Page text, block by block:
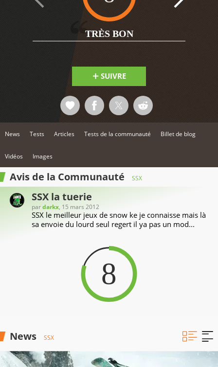
TRÈS BON
SUIVRE
News Tests Articles Tests de la communauté Billet de blog
Vidéos Images
Avis de la Communauté SSX
SSX la tuerie
pardarkx, 15 mars 2012
SSX le meilleur jeux de snow ke je connaisse mais là
sa envoie du lourd seul regert il ya pas un mod...
8
News SSX